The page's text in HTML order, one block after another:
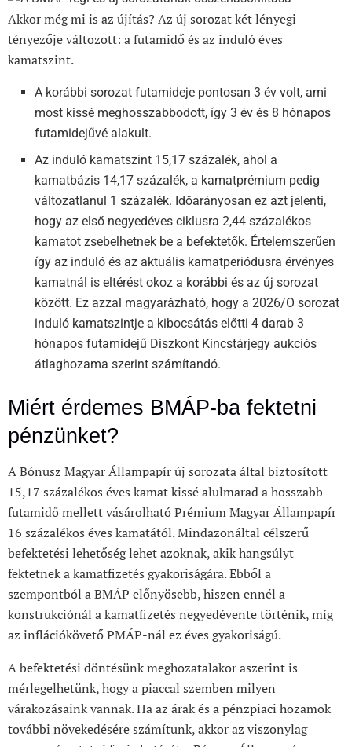
Akkor még mi is az újítás? Az új sorozat két lényegi
tényezője változott: a futamidő és az induló éves
kamatszint.
A korábbi sorozat futamideje pontosan 3 év volt, ami
most kissé meghosszabbodott, így 3 év és 8 hónapos
futamidejűvé alakult.
Az induló kamatszint 15,17 százalék, ahol a
kamatbázis 14,17 százalék, a kamatprémium pedig
változatlanul 1 százalék. Időarányosan ez azt jelenti,
hogy az első negyedéves ciklusra 2,44 százalékos
kamatot zsebelhetnek be a befektetők. Értelemszerűen
így az induló és az aktuális kamatperiódusra érvényes
kamatnál is eltérést okoz a korábbi és az új sorozat
között. Ez azzal magyarázható, hogy a 2026/O sorozat
induló kamatszintje a kibocsátás előtti 4 darab 3
hónapos futamidejű Diszkont Kincstárjegy aukciós
átlaghozama szerint számítandó.
Miért érdemes BMÁP-ba fektetni
pénzünket?
A Bónusz Magyar Állampapír új sorozata által biztosított
15,17 százalékos éves kamat kissé alulmarad a hosszabb
futamidő mellett vásárolható Prémium Magyar Állampapír
16 százalékos éves kamatától. Mindazonáltal célszerű
befektetési lehetőség lehet azoknak, akik hangsúlyt
fektetnek a kamatfizetés gyakoriságára. Ebből a
szempontból a BMÁP előnyösebb, hiszen ennél a
konstrukciónál a kamatfizetés negyedévente történik, míg
az inflációkövető PMÁP-nál ez éves gyakoriságú.
A befektetési döntésünk meghozatalakor aszerint is
mérlegelhetünk, hogy a piaccal szemben milyen
várakozásaink vannak. Ha az árak és a pénzpiaci hozamok
további növekedésére számítunk, akkor az viszonylag